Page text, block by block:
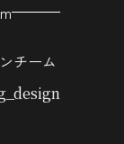
チーム